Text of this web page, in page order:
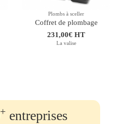
Plombs à sceller
Coffret de plombage
231,00€ HT
La valise
+ entreprises